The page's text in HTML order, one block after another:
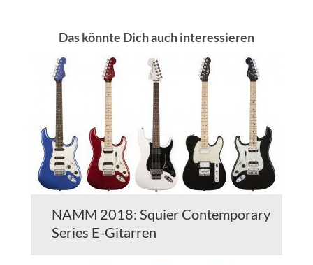
Das könnte Dich auch interessieren
NAMM 2018: Squier Contemporary
Series E-Gitarren